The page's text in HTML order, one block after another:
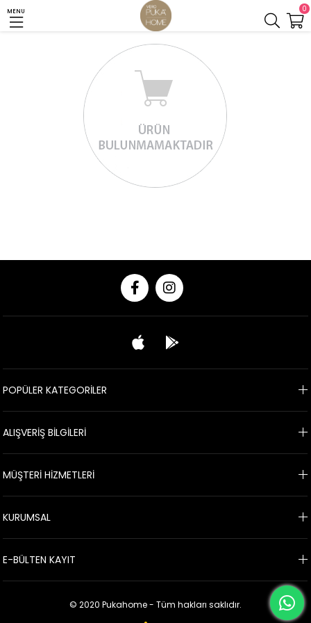
MENU 0
POPÜLER KATEGORİLER
ALIŞVERİŞ BİLGİLERİ
MÜŞTERİ HİZMETLERİ
KURUMSAL
E-BÜLTEN KAYIT
© 2020 Pukahome - Tüm hakları saklıdır.